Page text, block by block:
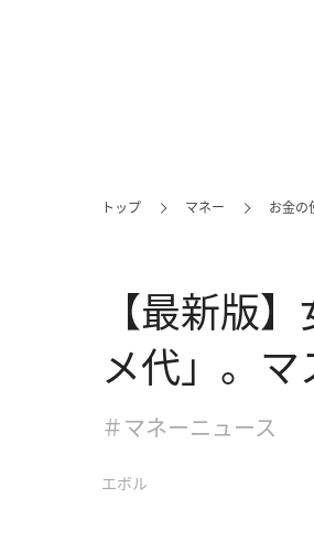
トップ マネー お金の
【最新版
メ代」。マ
＃マネーニュース
エボル